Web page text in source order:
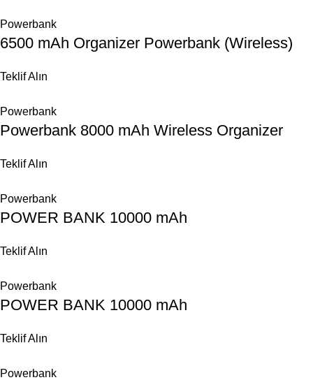
Powerbank
6500 mAh Organizer Powerbank (Wireless)
Teklif Alın
Powerbank
Powerbank 8000 mAh Wireless Organizer
Teklif Alın
Powerbank
POWER BANK 10000 mAh
Teklif Alın
Powerbank
POWER BANK 10000 mAh
Teklif Alın
Powerbank